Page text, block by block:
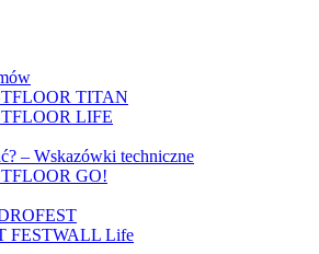
TITAN
LIFE
– Wskazówki techniczne
GO!
FESTWALL Life